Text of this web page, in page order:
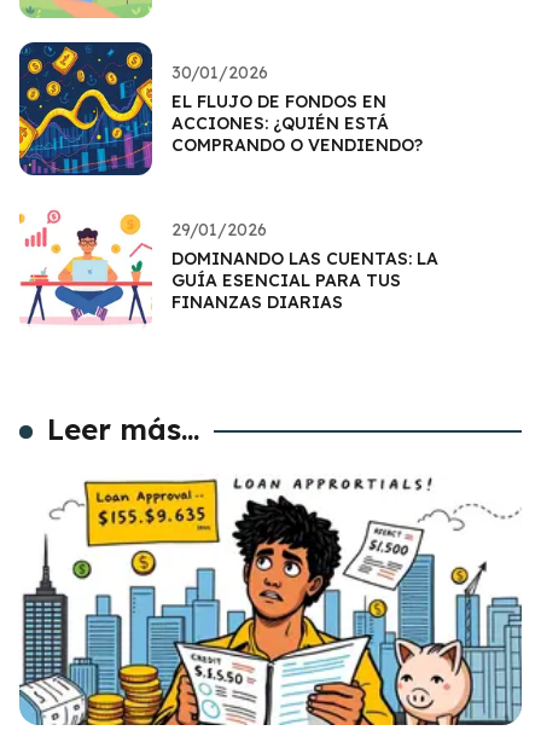
30/01/2026
EL FLUJO DE FONDOS EN
ACCIONES: ¿QUIÉN ESTÁ
COMPRANDO O VENDIENDO?
29/01/2026
DOMINANDO LAS CUENTAS: LA
GUÍA ESENCIAL PARA TUS
FINANZAS DIARIAS
Leer más...